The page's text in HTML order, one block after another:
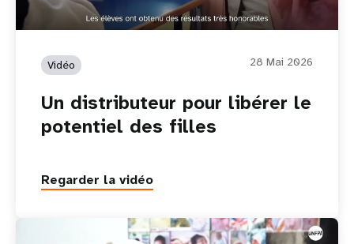
Vidéo 28 Mai 2026
Un distributeur pour libérer le
potentiel des filles
Regarder la vidéo